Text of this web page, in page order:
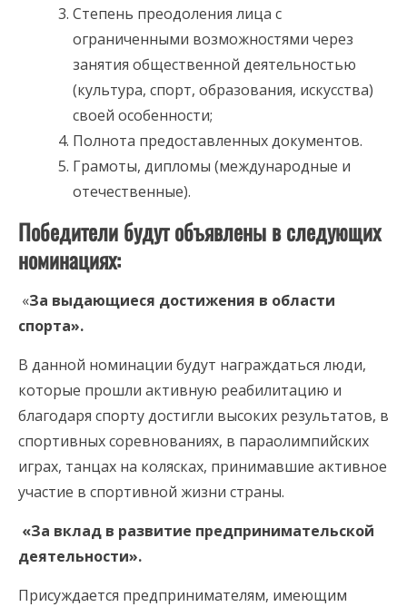
Степень преодоления лица с
ограниченными возможностями через
занятия общественной деятельностью
(культура, спорт, образования, искусства)
своей особенности;
Полнота предоставленных документов.
Грамоты, дипломы (международные и
отечественные).
Победители будут объявлены в следующих
номинациях:
«За выдающиеся достижения в области
спорта».
В данной номинации будут награждаться люди,
которые прошли активную реабилитацию и
благодаря спорту достигли высоких результатов, в
спортивных соревнованиях, в параолимпийских
играх, танцах на колясках, принимавшие активное
участие в спортивной жизни страны.
«За вклад в развитие предпринимательской
деятельности».
Присуждается предпринимателям, имеющим